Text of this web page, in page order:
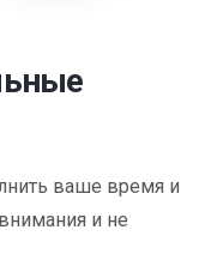
ваше время и
и не